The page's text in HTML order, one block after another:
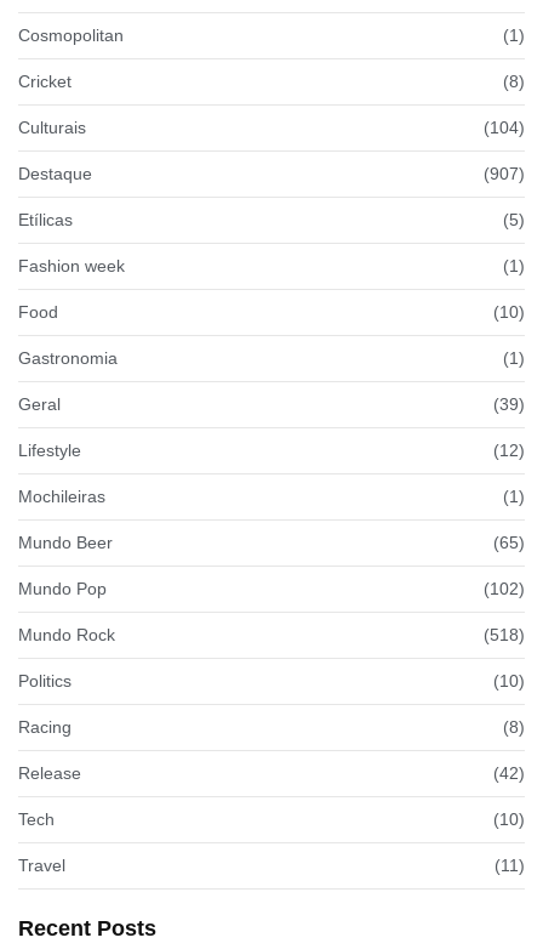
Cosmopolitan (1)
Cricket (8)
Culturais (104)
Destaque (907)
Etílicas (5)
Fashion week (1)
Food (10)
Gastronomia (1)
Geral (39)
Lifestyle (12)
Mochileiras (1)
Mundo Beer (65)
Mundo Pop (102)
Mundo Rock (518)
Politics (10)
Racing (8)
Release (42)
Tech (10)
Travel (11)
Recent Posts